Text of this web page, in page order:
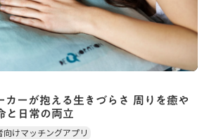
ーが抱える生きづらさ 周りを癒や
と日常の両立
向けマッチングアプリ